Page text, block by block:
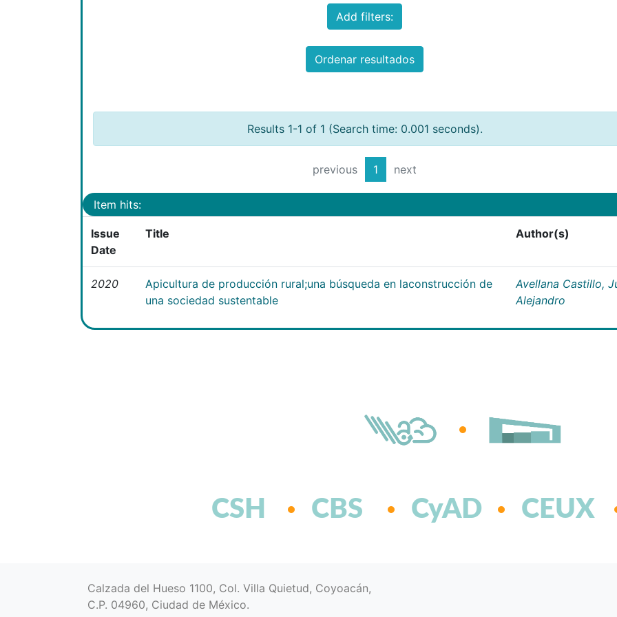
Add filters:
Ordenar resultados
Results 1-1 of 1 (Search time: 0.001 seconds).
previous 1 next
Item hits:
Issue
Date
Title Author(s)
2020
Apicultura de producción rural;una búsqueda en laconstrucción de
una sociedad sustentable
Avellana Castillo,
Alejandro
CSH CBS CyAD CEUX
Calzada del Hueso 1100, Col. Villa Quietud, Coyoacán,
C.P. 04960, Ciudad de México.